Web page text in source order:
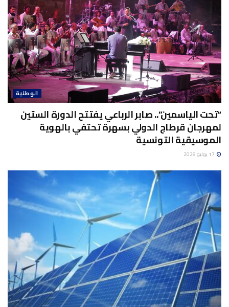
الوطنية
“تحت الياسمين”.. صابر الرباعي يفتتح الدورة الستين
لمهرجان قرطاج الدولي بسهرة تحتفي بالهوية
الموسيقية التونسية